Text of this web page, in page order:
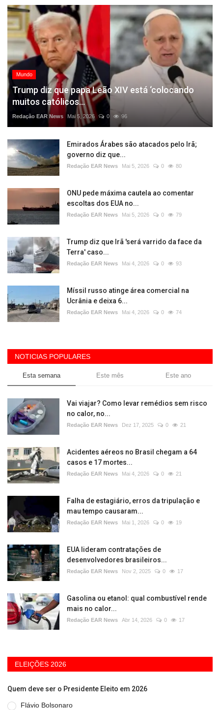
Mundo
Trump diz que papa Leão XIV está ‘colocando
muitos católicos...
Redação EAR News Mai 5, 2026 0 96
Emirados Árabes são atacados pelo Irã;
governo diz que...
Redação EAR News Mai 5, 2026 0 80
ONU pede máxima cautela ao comentar
escoltas dos EUA no...
Redação EAR News Mai 5, 2026 0 79
Trump diz que Irã 'será varrido da face da
Terra' caso...
Redação EAR News Mai 4, 2026 0 93
Míssil russo atinge área comercial na
Ucrânia e deixa 6...
Redação EAR News Mai 4, 2026 0 74
NOTICIAS POPULARES
Esta semana Este mês Este ano
Vai viajar? Como levar remédios sem risco
no calor, no...
Redação EAR News Dez 17, 2025 0 21
Acidentes aéreos no Brasil chegam a 64
casos e 17 mortes...
Redação EAR News Mai 4, 2026 0 21
Falha de estagiário, erros da tripulação e
mau tempo causaram...
Redação EAR News Mai 1, 2026 0 19
EUA lideram contratações de
desenvolvedores brasileiros...
Redação EAR News Nov 2, 2025 0 17
Gasolina ou etanol: qual combustível rende
mais no calor...
Redação EAR News Abr 14, 2026 0 17
ELEIÇÕES 2026
Quem deve ser o Presidente Eleito em 2026
Flávio Bolsonaro